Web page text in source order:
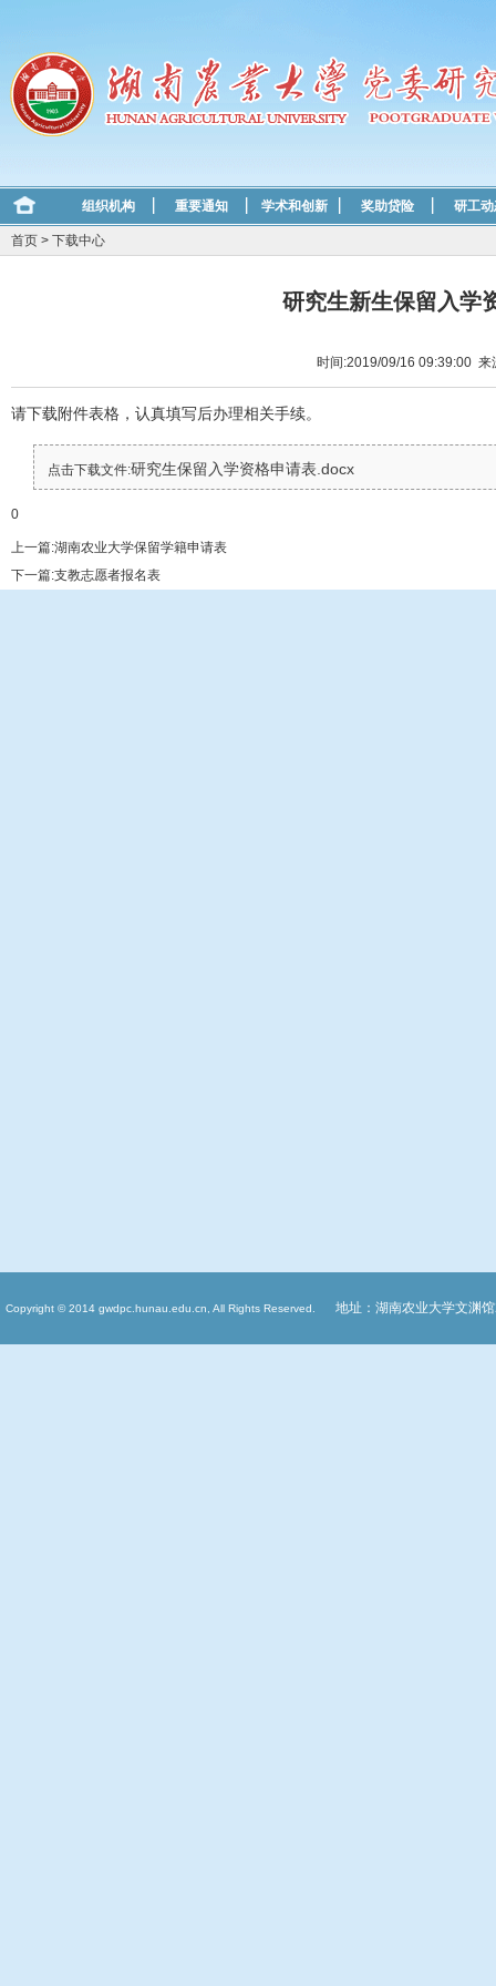
组织机构 重要通知 学术和创新 奖助贷险 研工
首页 > 下载中心
研究生新生保留入学
时间:2019/09/16 09:39:00
请下载附件表格，认真填写后办理相关手续。
点击下载文件:研究生保留入学资格申请表.docx
0
上一篇:湖南农业大学保留学籍申请表
下一篇:支教志愿者报名表
Copyright © 2014 gwdpc.hunau.edu.cn, All Rights Reserved. 地址：湖南农业大学文渊